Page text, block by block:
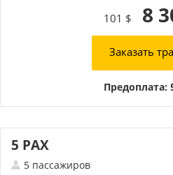
101 $ 8
Заказать
Предоплата:
5 PAX
5 пассажиров